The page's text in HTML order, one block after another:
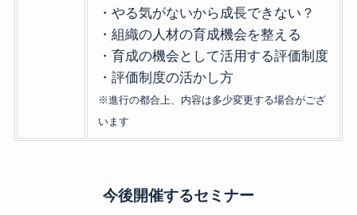
・やる気がないから成長できない？
・組織の人材の育成機会を整える
・育成の機会として活用する評価制度
・評価制度の活かし方
※進行の都合上、内容は多少変更する場合がござ
います
今後開催するセミナー